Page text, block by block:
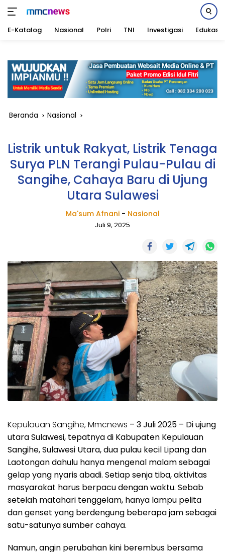
konten
E-Katalog Nasional Polri TNI Investigasi Edukasi
Beranda Nasional
Listrik untuk Rakyat, Listrik Tenaga
Surya PLN Terangi Pulau-Pulau di
Sangihe, Cahaya Baru di Ujung
Utara Sulawesi
Ma'sum Afnani- Nasional
Juli 9, 2025
Kepulauan Sangihe, Mmcnews – 3 Juli 2025 – Di ujung
utara Sulawesi, tepatnya di Kabupaten Kepulauan
Sangihe, Sulawesi Utara, dua pulau kecil Lipang dan
Laotongan dahulu hanya mengenal malam sebagai
gelap yang nyaris abadi. Setiap senja tiba, aktivitas
masyarakat harus berpacu dengan waktu. Sebab
setelah matahari tenggelam, hanya lampu pelita
dan genset yang berdengung beberapa jam sebagai
satu-satunya sumber cahaya.
Namun, angin perubahan kini berembus bersama